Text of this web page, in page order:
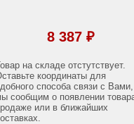
8 387 ₽
на складе отстутствует.
координаты для
способа связи с Вами,
сообщим о появлении
или в ближайших